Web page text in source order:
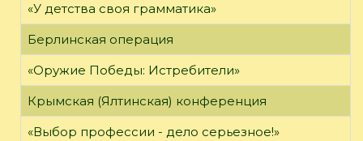
«У детства своя грамматика»
Берлинская операция
«Оружие Победы: Истребители»
Крымская (Ялтинская) конференция
«Выбор профессии - дело серьезное!»